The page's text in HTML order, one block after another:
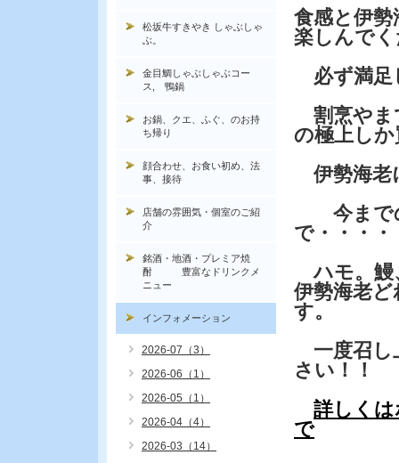
食感と伊
楽しんで
必ず満足
割烹やま
の極上し
伊勢海老
今までの
で・・・・
ハモ。鰻
伊勢海老
す。
一度召し
さい！！
詳しく
で
松坂牛すきやき しゃぶしゃ
ぶ。
金目鯛しゃぶしゃぶコー
ス, 鴨鍋
お鍋、クエ、ふぐ、のお持
ち帰り
顔合わせ、お食い初め、法
事、接待
店舗の雰囲気・個室のご紹
介
銘酒・地酒・プレミア焼
酎 豊富なドリンクメ
ニュー
インフォメーション
2026-07（3）
2026-06（1）
2026-05（1）
2026-04（4）
2026-03（14）